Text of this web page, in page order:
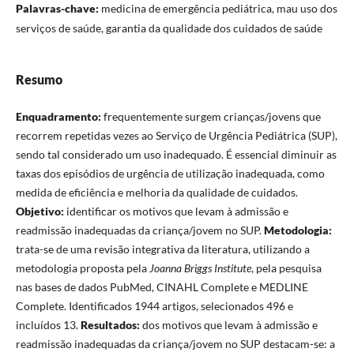
Palavras-chave: medicina de emergência pediátrica, mau uso dos
serviços de saúde, garantia da qualidade dos cuidados de saúde
Resumo
Enquadramento: frequentemente surgem crianças/jovens que
recorrem repetidas vezes ao Serviço de Urgência Pediátrica (SUP),
sendo tal considerado um uso inadequado. É essencial diminuir as
taxas dos episódios de urgência de utilização inadequada, como
medida de eficiência e melhoria da qualidade de cuidados.
Objetivo: identificar os motivos que levam à admissão e
readmissão inadequadas da criança/jovem no SUP.Metodologia:
trata-se de uma revisão integrativa da literatura, utilizando a
metodologia proposta pela Joanna Briggs Institute, pela pesquisa
nas bases de dados PubMed, CINAHL Complete e MEDLINE
Complete. Identificados 1944 artigos, selecionados 496 e
incluídos 13.Resultados: dos motivos que levam à admissão e
readmissão inadequadas da criança/jovem no SUP destacam-se: a